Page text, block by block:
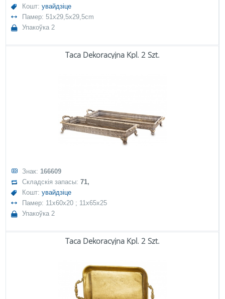
Кошт:увайдзіце
Памер: 51x29,5x29,5cm
Упакоўка 2
Taca Dekoracyjna Kpl. 2 Szt.
Знак: 166609
Складскія запасы:71,
Кошт:увайдзіце
Памер: 11x60x20 ; 11x65x25
Упакоўка 2
Taca Dekoracyjna Kpl. 2 Szt.